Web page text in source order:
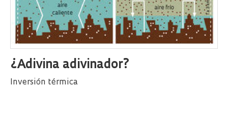
¿Adivina adivinador?
Inversión térmica